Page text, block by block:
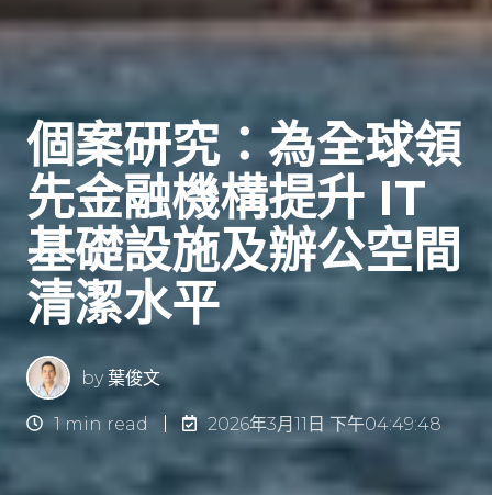
個案研究：為全球領
先金融機構提升 IT
基礎設施及辦公空間
清潔水平
by葉俊文
1 min read 2026年3月11日 下午04:49:48